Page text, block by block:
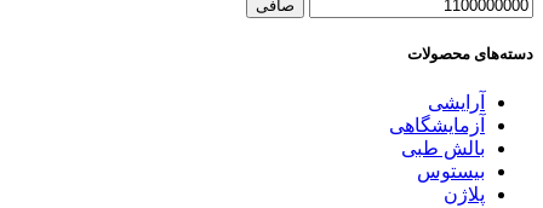
صافی
دسته‌های محصولات
آرایشی
آزمایشگاهی
بالش طبی
بیستوس
پلاژن